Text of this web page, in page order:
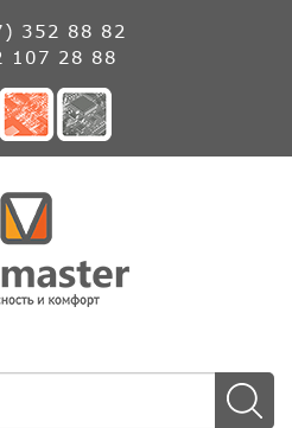
352 88 82
107 28 88